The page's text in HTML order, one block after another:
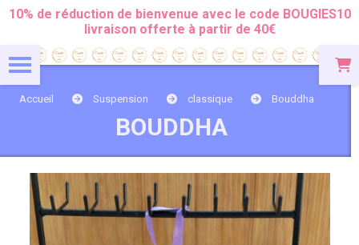
10% de réduction de bienvenue avec le code BOUGIES10
livraison offerte à partir de 40€
Accueil Suspension classique Bouddha
BOUDDHA